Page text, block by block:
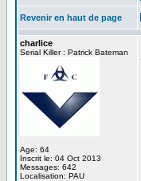
Revenir en haut de page
charlice
Serial Killer : Patrick Bateman
Age: 64
Inscrit le: 04 Oct 2013
Messages: 642
Localisation: PAU